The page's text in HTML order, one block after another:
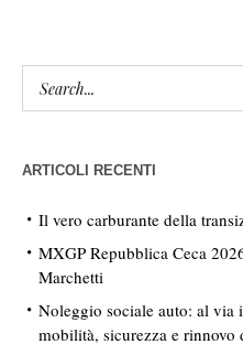
ARTICOLI RECENTI
Il vero carburante della
MXGP Repubblica Ceca
Marchetti
Noleggio sociale auto: al via
mobilità, sicurezza e rinnovo